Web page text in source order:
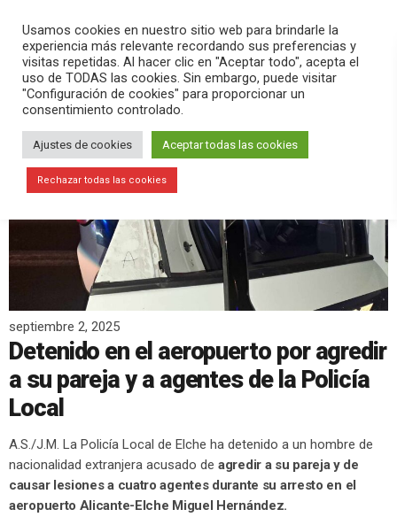
search menu pause PLAY
septiembre 2, 2025
Detenido en el aeropuerto por agredir
a su pareja y a agentes de la Policía
Local
A.S./J.M. La Policía Local de Elche ha detenido a un hombre de
nacionalidad extranjera acusado de agredir a su pareja y de
causar lesiones a cuatro agentes durante su arresto en el
aeropuerto Alicante-Elche Miguel Hernández.
Usamos cookies en nuestro sitio web para brindarle la
experiencia más relevante recordando sus preferencias y
visitas repetidas. Al hacer clic en "Aceptar todo", acepta el
uso de TODAS las cookies. Sin embargo, puede visitar
"Configuración de cookies" para proporcionar un
consentimiento controlado.
Ajustes de cookies Aceptar todas las cookies
Rechazar todas las cookies